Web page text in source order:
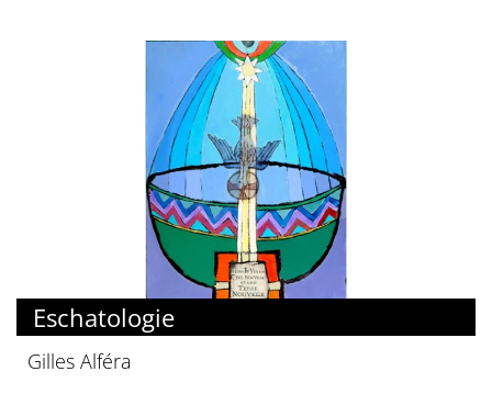
Eschatologie
Gilles Alféra